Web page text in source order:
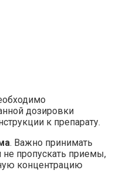
дозировки
к препарату.
. Важно принимать
не пропускать приемы,
концентрацию